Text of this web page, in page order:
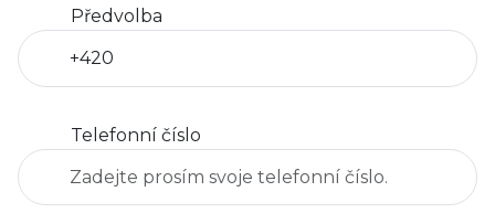
Předvolba
Telefonní číslo